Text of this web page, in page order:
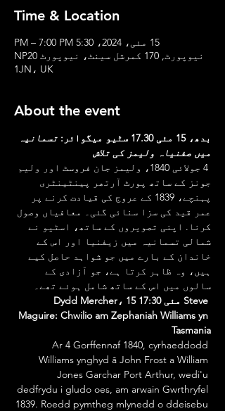
Time & Location
15 مئی، 2024، 5:30 PM – 7:00 PM
نیوپورٹ, 170 کمرشل سینٹ، نیوپورٹ NP20
1JN، UK
About the event
بدھ، 15 مئی 17.30 سٹیو میگوائر:
تسمانیہ
میں صفنیاہ ولیمز کی تلاش
4 جولائی 1840، ولیمز جان فروسٹ اور ولیم
جونز کے ساتھ پورٹ آرتھر پینٹینٹری
پہنچے، 1839 کے عروج کی قیادت کرنے پر
عمر قید کی سزا سنائی گئی۔ معافیاں وصول
کرنا. اپنی تصویروں کے ساتھ، اسٹیو نے
شمالی تسمانیہ میں زیفنیا اور اس کے
خاندان کے بارے میں جو شواہد حاصل کیے
ہیں، وہ ظاہر کرتا ہے، جو آزادی کے
سالوں میں اس کے ساتھ شامل ہوئے تھے۔
Dydd Mercher، 15 مئی 17:30 Steve
Maguire: Chwilio am Zephaniah Williams yn
Tasmania
Williams ynghyd â John Frost a William
Jones Garchar Port Arthur, wedi'u
dedfrydu i gludo oes, am arwain Gwrthryfel
1839. Roedd pymtheg mlynedd o ddeisebu